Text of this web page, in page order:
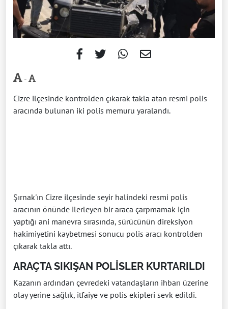
-
Cizre ilçesinde kontrolden çıkarak takla atan resmi polis
aracında bulunan iki polis memuru yaralandı.
Şırnak'ın Cizre ilçesinde seyir halindeki resmi polis
aracının önünde ilerleyen bir araca çarpmamak için
yaptığı ani manevra sırasında, sürücünün direksiyon
hakimiyetini kaybetmesi sonucu polis aracı kontrolden
çıkarak takla attı.
ARAÇTA SIKIŞAN POLİSLER KURTARILDI
Kazanın ardından çevredeki vatandaşların ihbarı üzerine
olay yerine sağlık, itfaiye ve polis ekipleri sevk edildi.